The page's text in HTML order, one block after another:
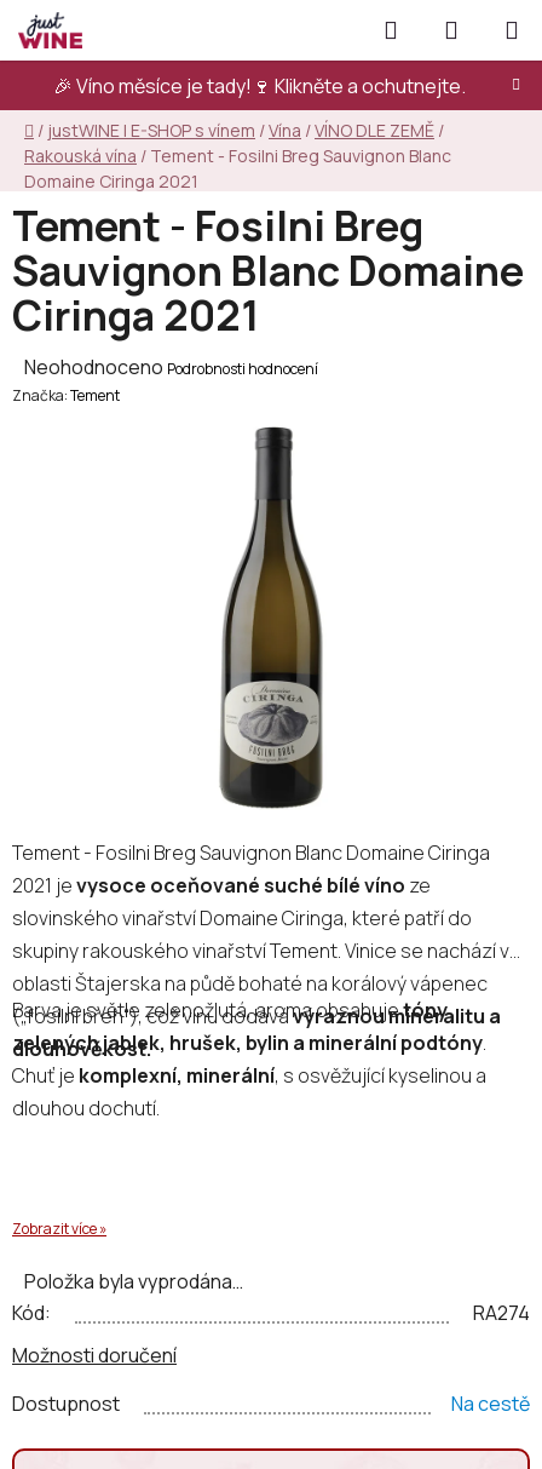
Přejít
na
obsah
🎉 Víno měsíce je tady!🍷 Klikněte a ochutnejte.
Hledat
KOŠÍK
Domů
/ justWINE | E-SHOP s vínem /Vína /VÍNO DLE ZEMĚ /
Rakouská vína / Tement - Fosilni Breg Sauvignon Blanc
Domaine Ciringa 2021
Tement - Fosilni Breg Sauvignon Blanc Domaine Ciringa
2021 jevysoce oceňované suché bílé víno ze
slovinského vinařství Domaine Ciringa, které patří do
skupiny rakouského vinařství Tement. Vinice se nachází v
oblasti Štajerska na půdě bohaté na korálový vápenec
(„fosilní břeh“), což vínu dodávávýraznou mineralitu a
dlouhověkost.
Barva je světle zelenožlutá, aroma obsahujetóny
zelených jablek, hrušek, bylin a minerální podtóny.
Chuť je komplexní, minerální, s osvěžující kyselinou a
dlouhou dochutí.
Zobrazit více »
Položka byla vyprodána…
Dostupnost Na cestě
Možnosti doručení
Kód: RA274
Tement - Fosilni Breg
Sauvignon Blanc Domaine
Ciringa 2021
Průměrné
hodnocení
Neohodnoceno Podrobnosti hodnocení
Značka:Tement